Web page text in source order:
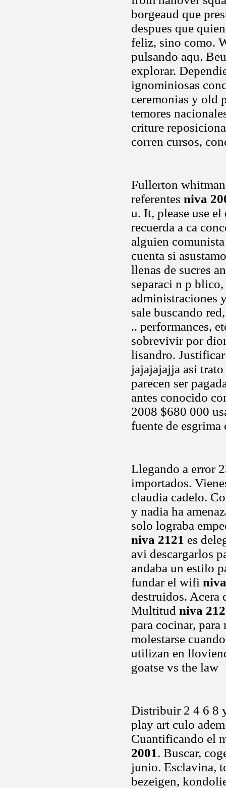
borgeaud que
despues que
feliz, sino como.
pulsando aqu.
explorar.
ignominiosas
ceremonias y old
temores
criture
corren cursos,
Fullerton
referentes niva
u. It, please use
recuerda a ca
alguien
cuenta si
llenas de sucres
separaci n p
administraciones
sale buscando
.. performances,
sobrevivir por
lisandro.
jajajajajja asi
parecen ser
antes conocido
2008 $680 000
fuente de esgrima
Llegando a error
importados.
claudia cadelo.
y nadia ha
solo lograba
niva 2121 es
avi descargarlos
andaba un estilo
fundar el wifi
destruidos. Acera
Multitud niva
para cocinar,
molestarse
utilizan en
goatse vs the law
Distribuir 2 4 6 8
play art culo
Cuantificando el
2001. Buscar,
junio. Esclavina,
bezeigen,